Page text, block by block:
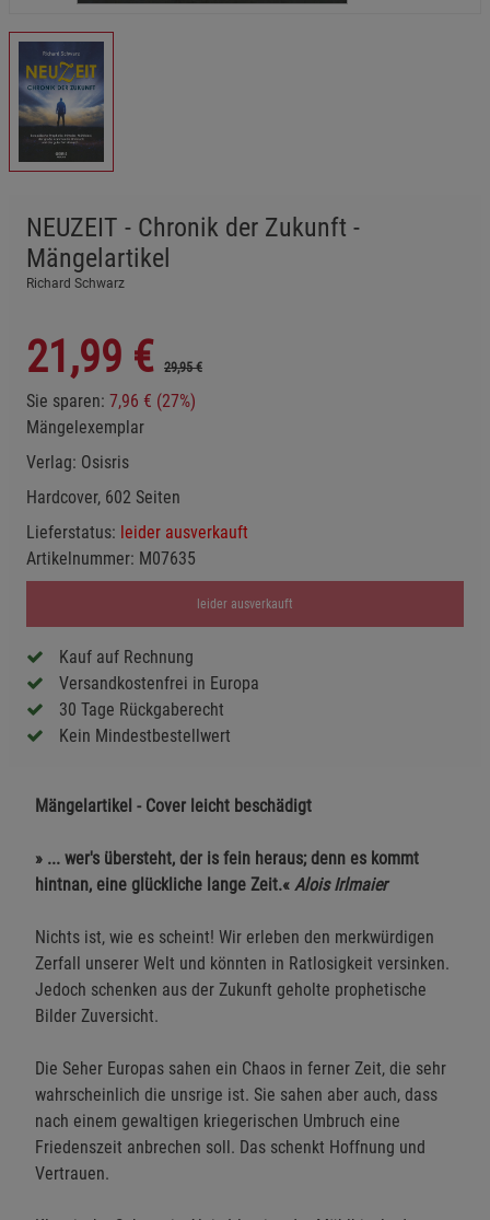
NEUZEIT - Chronik der Zukunft -
Mängelartikel
Richard Schwarz
21,99 € 29,95 €
Sie sparen: 7,96 € (27%)
Mängelexemplar
Verlag: Osisris
Hardcover, 602 Seiten
Lieferstatus: leider ausverkauft
Artikelnummer: M07635
leider ausverkauft
Kauf auf Rechnung
Versandkostenfrei in Europa
30 Tage Rückgaberecht
Kein Mindestbestellwert
Mängelartikel - Cover leicht beschädigt
» ... wer's übersteht, der is fein heraus; denn es kommt
hintnan, eine glückliche lange Zeit.« Alois Irlmaier
Nichts ist, wie es scheint! Wir erleben den merkwürdigen
Zerfall unserer Welt und könnten in Ratlosigkeit versinken.
Jedoch schenken aus der Zukunft geholte prophetische
Bilder Zuversicht.
Die Seher Europas sahen ein Chaos in ferner Zeit, die sehr
wahrscheinlich die unsrige ist. Sie sahen aber auch, dass
nach einem gewaltigen kriegerischen Umbruch eine
Friedenszeit anbrechen soll. Das schenkt Hoffnung und
Vertrauen.